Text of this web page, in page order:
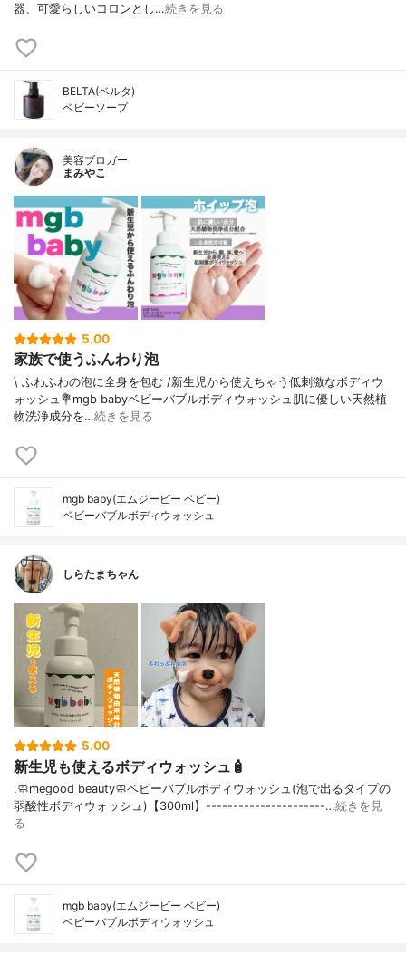
器、可愛らしいコロンとし…続きを見る
BELTA(ベルタ)
ベビーソープ
美容ブロガー
まみやこ
5.00
家族で使うふんわり泡
\ ふわふわの泡に全身を包む /⁡新生児から使えちゃう低刺激なボディウ
ォッシュ⁡⁡💐mgb babyベビーバブルボディウォッシュ⁡⁡肌に優しい天然植
物洗浄成分を…続きを見る
mgb baby(エムジービー ベビー)
ベビーバブルボディウォッシュ
しらたまちゃん
5.00
新生児も使えるボディウォッシュ🧴
.🧼megood beauty🧼ベビーバブルボディウォッシュ(泡で出るタイプの
弱酸性ボディウォッシュ)【300ml】----------------------…続きを見
る
mgb baby(エムジービー ベビー)
ベビーバブルボディウォッシュ